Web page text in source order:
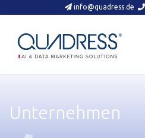
Schnellkontakte und Logininfo@quadress.de
Unternehmen